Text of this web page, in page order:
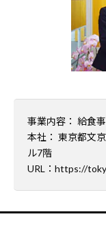
事業内容： 給食
本社： 東京都文
ル7階
URL： https://